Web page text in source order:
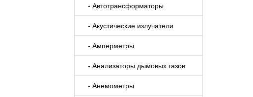
- Автотрансформаторы
- Акустические излучатели
- Амперметры
- Анализаторы дымовых газов
- Анемометры